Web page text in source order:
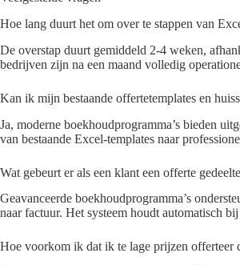
Hoe lang duurt het om over te stappen van
De overstap duurt gemiddeld 2-4 weken,
bedrijven zijn na een maand volledig
Kan ik mijn bestaande offertetemplates en
Ja, moderne boekhoudprogramma’s bieden
van bestaande Excel-templates naar
Wat gebeurt er als een klant een offerte
Geavanceerde boekhoudprogramma’s
naar factuur. Het systeem houdt automatisch
Hoe voorkom ik dat ik te lage prijzen offerteer